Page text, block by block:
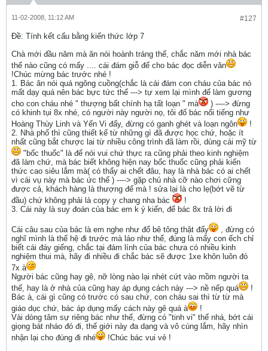
#127
11-02-2008, 11:12 AM
Ðề: Tính kết cấu bằng kiến thức lớp 7
Chà mới đầu năm mà ăn nói hoành tráng thế, chắc năm mới nhà bác
thế nào cũng có mấy .... cái đám giỗ để cho bác đọc diễn văn
!Chúc mừng bác trước nhé !
1. Bác ăn nói quá ngông cuồng(chắc là cái đám con cháu của bác nó
mất dạy quá nên bác bực tức thế ---> tự xem lại mình để làm gương
cho con cháu nhé " thượng bất chính hạ tất loạn " mà
) ----> đừng
có khinh tụi 8x nhé, có người này người nọ, tôi đố bác nổi tiếng như
Hoàng Thùy Linh và Yến Vi đấy, đừng có ganh ghét và loạn ngôn
!
2. Nhà phố thì cũng thiết kế từ những gì đã được học chứ, hoặc ít
nhất cũng bắt chược lai từ nhiều công trình đã làm rồi, dùng cái mỹ từ
"bốc thuốc" là để nói vui chứ thực ra cũng phải theo kinh nghiệm
đã làm chứ, mà bác biết không hiện nay bốc thuốc cũng phải kiến
thức cao siêu lắm mà( có thấy ai chết đâu, hay là nhà bác có ai chết
vì cái vụ này mà bác ức thế ) ----> gặp chủ nhà cỡ nào chơi cững
được cả, khách hàng là thượng đế mà ! sửa lại là cho lẹ(bớt vẽ từ
đầu) chứ không phải là copy y chang nha bác
!
3. Cái này là suy đoán của bác em k ý kiến, để bác 8x trả lời đi
Cái câu sau của bác là em nghe như đổ bê tông thật đấy
, đừng có
nghĩ mình là thế hệ đi trước mà láo như thế, đúng là mấy con ếch chỉ
biết cái đáy giếng, chắc tại đám lính của bác chưa có nhiều kinh
nghiệm thui mà, hãy đi nhiều đi chắc bác sẽ được 1xe khôn luôn đó
7x à
Người bác cũng hay gê, nỡ lòng nào lại nhét cứt vào mồm người ta
thế, hay là ở nhà của cũng hay áp dụng cách này ---> nề nếp quá
!
Bác à, cái gì cũng có trước có sau chứ, con cháu sai thì từ từ mà
giáo dục chứ, bác áp dụng mấy cách này gê quá à
!
Vài dòng tâm sự riêng bác như thế, đừng có "tinh vi" thế nhá, bớt cái
giọng bát nháo đó đi, thế giới này đa dạng và vô cùng lắm, hãy nhìn
nhận lại cho đúng đi nhé
!Chúc bác vui vẻ !